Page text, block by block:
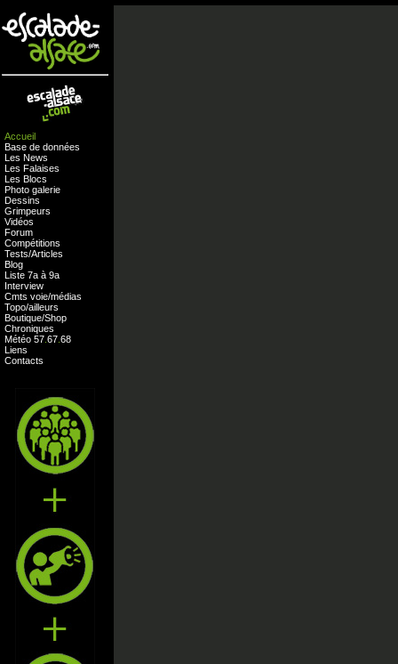
Accueil
Base de données
Les News
Les Falaises
Les Blocs
Photo galerie
Dessins
Grimpeurs
Vidéos
Forum
Compétitions
Tests/Articles
Blog
Liste 7a à 9a
Interview
Cmts voie/médias
Topo/ailleurs
Boutique/Shop
Chroniques
Météo 57 67 68
Liens
Contacts